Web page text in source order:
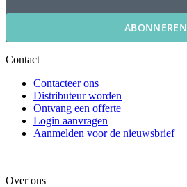
ABONNEREN
Contact
Contacteer ons
Distributeur worden
Ontvang een offerte
Login aanvragen
Aanmelden voor de nieuwsbrief
Over ons